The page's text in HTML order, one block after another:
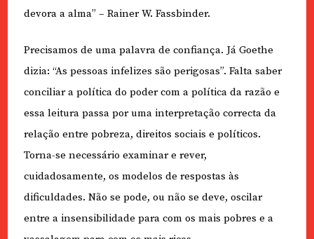
devora a alma” – Rainer W. Fassbinder.
Precisamos de uma palavra de confiança. Já Goethe
dizia: “As pessoas infelizes são perigosas”. Falta saber
conciliar a política do poder com a política da razão e
essa leitura passa por uma interpretação correcta da
relação entre pobreza, direitos sociais e políticos.
Torna-se necessário examinar e rever,
cuidadosamente, os modelos de respostas às
dificuldades. Não se pode, ou não se deve, oscilar
entre a insensibilidade para com os mais pobres e a